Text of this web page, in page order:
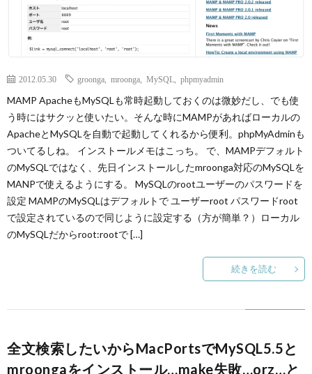
2012.05.30 groonga mroonga MySQL phpmyadmin
MAMP ApacheもMySQLも常時起動しておくのは微妙だし、でも使
う時にはサクッと使いたい。そんな時にMAMPがあればローカルの
ApacheとMySQLを自動で起動してくれるから便利。phpMyAdminも
ついてるしね。 インストールメモはこっち。 で、MAMPデフォルト
のMySQLではなく、先日インストールしたmroonga対応のMySQLを
MANPで使えるようにする。 MySQLのrootユーザーのパスワードを
設定 MAMPのMySQLはデフォルトで ユーザーroot パスワードroot
で設定されているので同じように設定する（方が簡単？）ローカル
のMySQLだからroot:rootで […]
続きを読む
全文検索したいからMacPortsでMySQL5.5と
mroongaをインストール…make失敗…orz…と